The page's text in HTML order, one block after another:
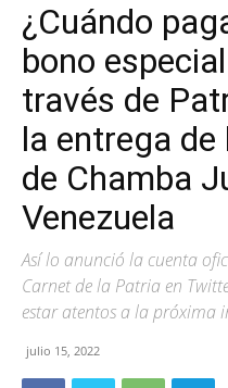
¿Cuándo
bono
través de
la entrega
de Chamba
Venezuela
Así lo anunció la cuenta
Carnet de la Patria en
estar atentos a la próxima
julio 15, 2022